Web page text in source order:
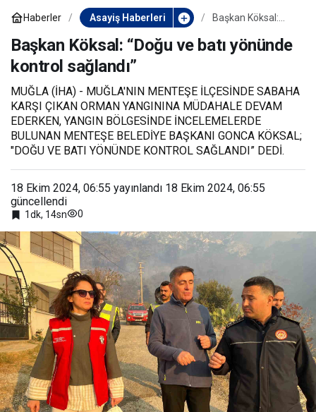
Haberler Asayiş Haberleri
Başkan Köksal:
yönünde kontrol
sağlandı”
Başkan Köksal: “Doğu ve batı yönünde
kontrol sağlandı”
MUĞLA (İHA) - MUĞLA'NIN MENTEŞE İLÇESİNDE SABAHA
KARŞI ÇIKAN ORMAN YANGININA MÜDAHALE DEVAM
EDERKEN, YANGIN BÖLGESİNDE İNCELEMELERDE
BULUNAN MENTEŞE BELEDİYE BAŞKANI GONCA KÖKSAL;
"DOĞU VE BATI YÖNÜNDE KONTROL SAĞLANDI” DEDİ.
18 Ekim 2024, 06:55 yayınlandı 18 Ekim 2024, 06:55
güncellendi
1dk, 14sn 0